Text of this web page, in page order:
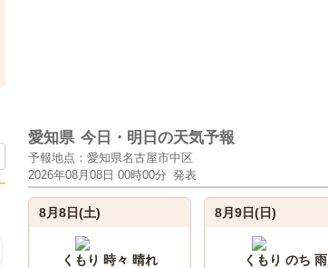
愛知県 今日・明日の天気予報
予報地点：愛知県名古屋市中区
2026年08月08日 00時00分 発表
8月8日(土)
くもり 時々 晴れ
8月9日(日)
くもり のち 雨